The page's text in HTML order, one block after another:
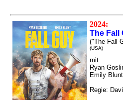
2024:
The Fall
("The Fall
(USA)
mit
Ryan
Emily Blunt
Regie: